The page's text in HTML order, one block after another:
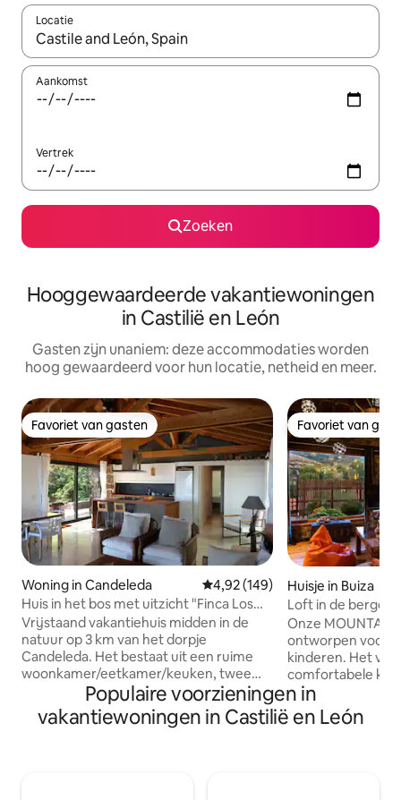
Locatie
Wanneer er resultaten beschikbaar zijn, maak je een keuze
Aankomst
Vertrek
Zoeken
Hooggewaardeerde vakantiewoningen
in Castilië en León
Gasten zijn unaniem: deze accommodaties worden
hoog gewaardeerd voor hun locatie, netheid en meer.
Favoriet van gasten
Favoriet van gasten
Woning in Candeleda Gemiddelde beoordeling van
4,92 (149)
Huis in het bos met uitzicht "Finca Los
Cantuesos"
Vrijstaand vakantiehuis midden in de
natuur op 3 km van het dorpje
Candeleda. Het bestaat uit een ruime
woonkamer/eetkamer/keuken, twee
tweepersoonsslaapkamers en twee
badkamers, georganiseerd op een
enkele verdieping zonder oneffenheden
Favoriet van
Favoriet van
Huisje in Buiza
Loft in de bergen
Onze MOUNTAIN
ontworpen voor
kinderen. Het
comfortabele
fantastisch
Woonkamer met
panoramisch
Populaire voorzieningen in
vakantiewoningen in Castilië en León